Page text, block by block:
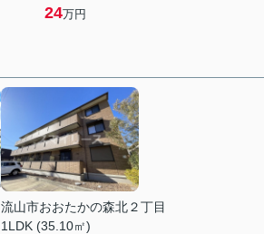
24万円
流山市おおたかの森北２丁目
1LDK (35.10㎡)